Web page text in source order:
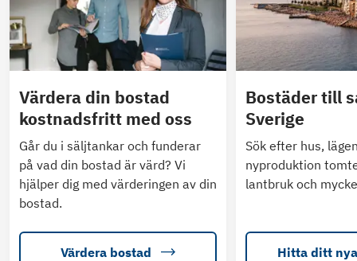
Värdera din bostad
kostnadsfritt med oss
Går du i säljtankar och funderar
på vad din bostad är värd? Vi
hjälper dig med värderingen av din
bostad.
Värdera bostad
Bostäder till
Sverige
Sök efter hus,
nyproduktion
lantbruk och
Hitta ditt